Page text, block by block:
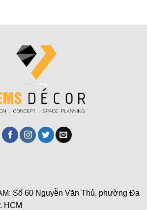
Số 60 Nguyễn Văn Thủ, phường Đa
HCM